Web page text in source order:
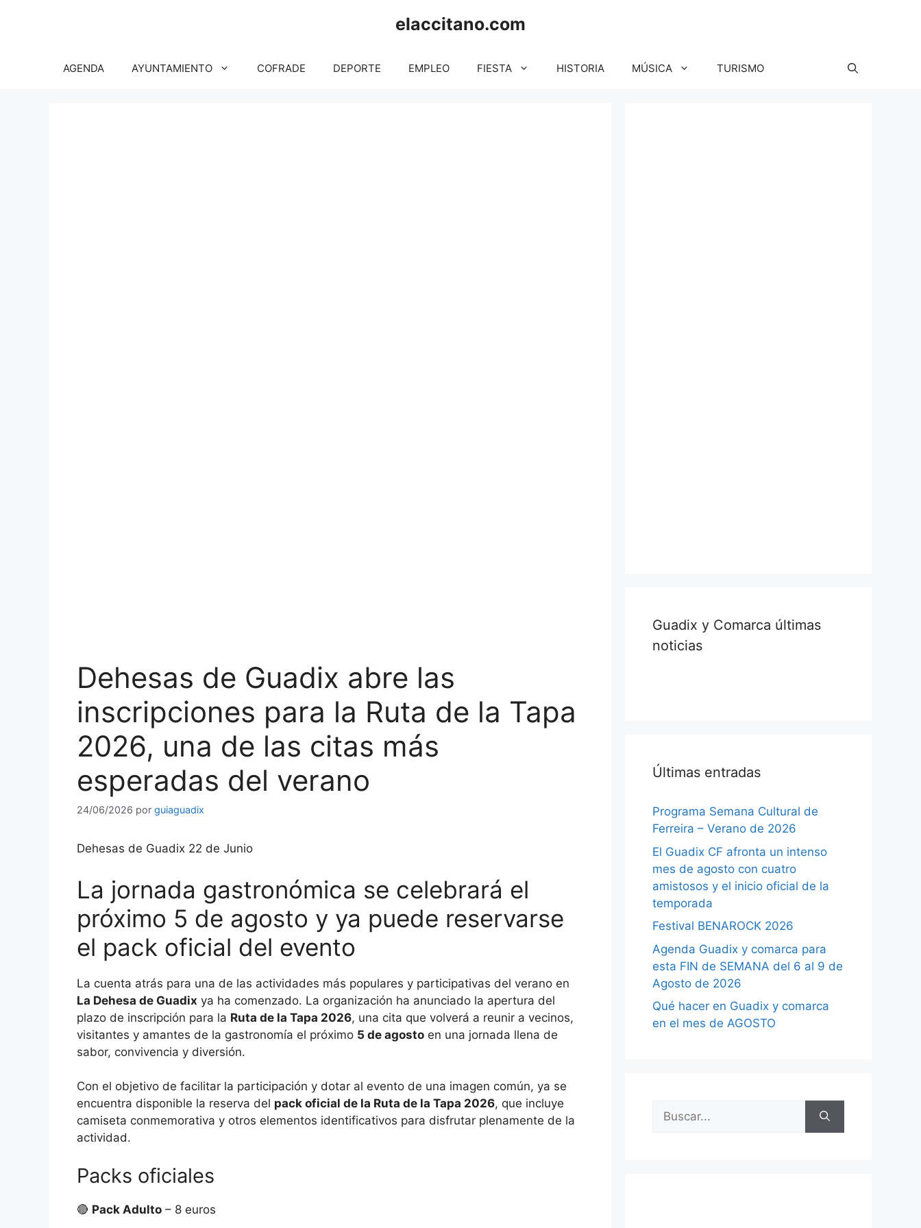
elaccitano.com
AGENDA AYUNTAMIENTO COFRADE DEPORTE EMPLEO FIESTA HISTORIA MÚSICA TURISMO
Dehesas de Guadix abre las
inscripciones para la Ruta de la Tapa
2026, una de las citas más
esperadas del verano
24/06/2026 por guiaguadix
Dehesas de Guadix 22 de Junio
La jornada gastronómica se celebrará el
próximo 5 de agosto y ya puede reservarse
el pack oficial del evento
La cuenta atrás para una de las actividades más populares y participativas del verano en
La Dehesa de Guadix ya ha comenzado. La organización ha anunciado la apertura del
plazo de inscripción para la Ruta de la Tapa 2026, una cita que volverá a reunir a vecinos,
visitantes y amantes de la gastronomía el próximo 5 de agosto en una jornada llena de
sabor, convivencia y diversión.
Con el objetivo de facilitar la participación y dotar al evento de una imagen común, ya se
encuentra disponible la reserva del pack oficial de la Ruta de la Tapa 2026, que incluye
camiseta conmemorativa y otros elementos identificativos para disfrutar plenamente de la
actividad.
Packs oficiales
🔴 Pack Adulto – 8 euros
Guadix y Comarca últimas
noticias
Últimas entradas
Programa Semana Cultural de
Ferreira – Verano de 2026
El Guadix CF afronta un intenso
mes de agosto con cuatro
amistosos y el inicio oficial de la
temporada
Festival BENAROCK 2026
Agenda Guadix y comarca para
esta FIN de SEMANA del 6 al 9 de
Agosto de 2026
Qué hacer en Guadix y comarca
en el mes de AGOSTO
Buscar: